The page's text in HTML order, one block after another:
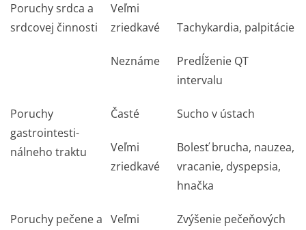
Poruchy srdca a
srdcovej činnosti
Veľmi
zriedkavé
Tachykardia, palpitácie
Neznáme
Predĺženie QT
intervalu
Poruchy
gastrointesti­
nálneho traktu
Časté Sucho v ústach
Veľmi
zriedkavé
Bolesť brucha, nauzea,
vracanie, dyspepsia,
hnačka
Poruchy pečene a Veľmi
Zvýšenie pečeňových